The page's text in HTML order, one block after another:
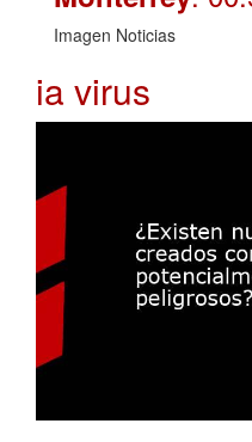
Imagen Noticias
ia virus